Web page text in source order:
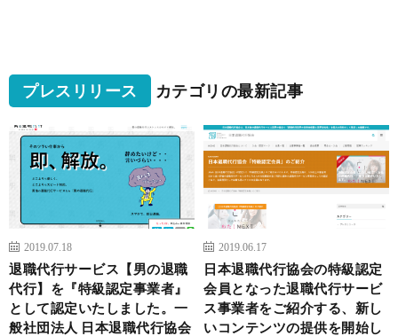
プレスリリース カテゴリの最新記事
2019.07.18
退職代行サービス【男の退職
代行】を『特級認定事業者』
として認定いたしました。一
般社団法人 日本退職代行協会
2019.06.17
日本退職代行協会の特級認定
会員となった退職代行サービ
ス事業者をご紹介する、新し
いコンテンツの提供を開始し